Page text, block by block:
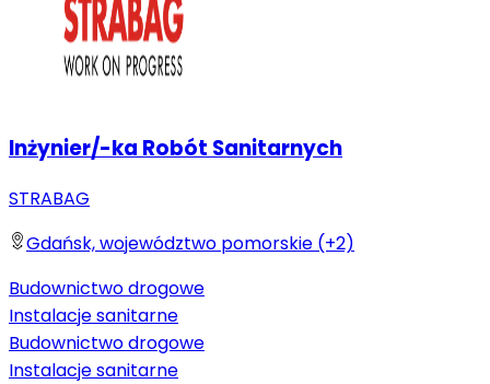
Inżynier/-ka Robót Sanitarnych
STRABAG
Gdańsk, województwo pomorskie (+2)
Budownictwo drogowe
Instalacje sanitarne
Budownictwo drogowe
Instalacje sanitarne